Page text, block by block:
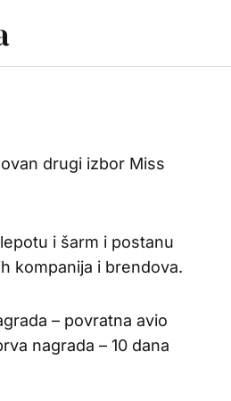
drugi izbor Miss
i šarm i postanu
kompanija i brendova.
– povratna avio
nagrada – 10 dana